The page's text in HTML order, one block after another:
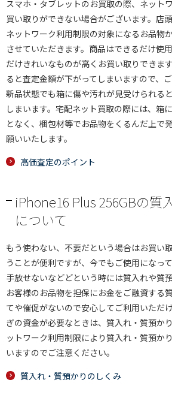
スマホ・タブレットのお買取の際、ネット
買い取りができない場合がございます。店
ネットワーク利用制限の対象になるお品物
させていただきます。商品はできるだけ使
だけきれいなものが高くお買い取りできま
ると査定金額が下がってしまいますので、
新品状態でも箱に傷や汚れが見受けられる
しまいます。宅配ネット買取の際には、箱
となく、梱包材等でお品物をくるんだ上で
願いいたします。
高価査定のポイント
iPhone16 Plus 256GBの質
について
もう使わない、不要だという場合はお買い
うことが便利ですが、今でもご使用になっ
手放せないなどどという時には質入れや質
お客様のお品物を担保にお金をご融資する
てや催促がないので安心してご利用いただ
ぎの資金が必要なときは、質入れ・質預か
ットワーク利用制限により質入れ・質預か
いますのでご注意ください。
質入れ・質預かりのしくみ